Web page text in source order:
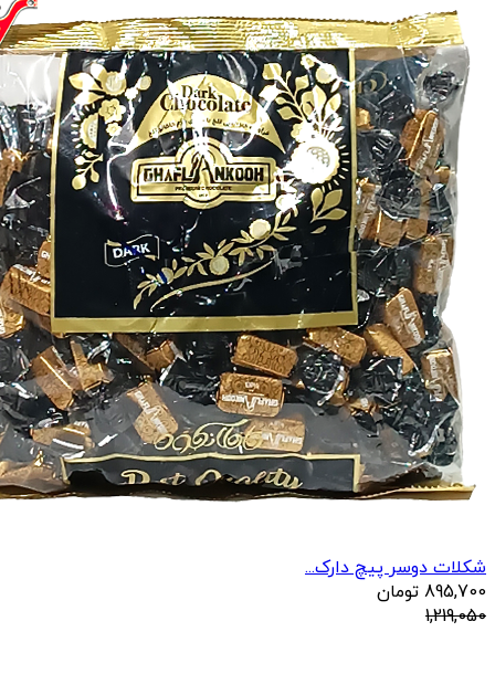
شکلات دوسر پیچ دارک...
895,700 تومان
1,219,050